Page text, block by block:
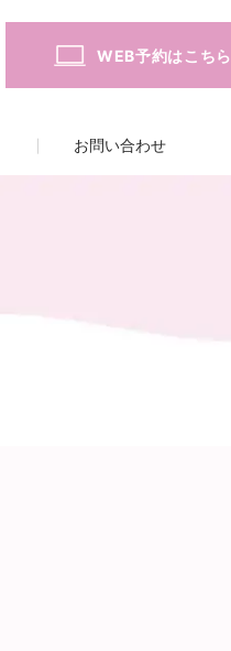
WEB予約はこちら
お問い合わせ